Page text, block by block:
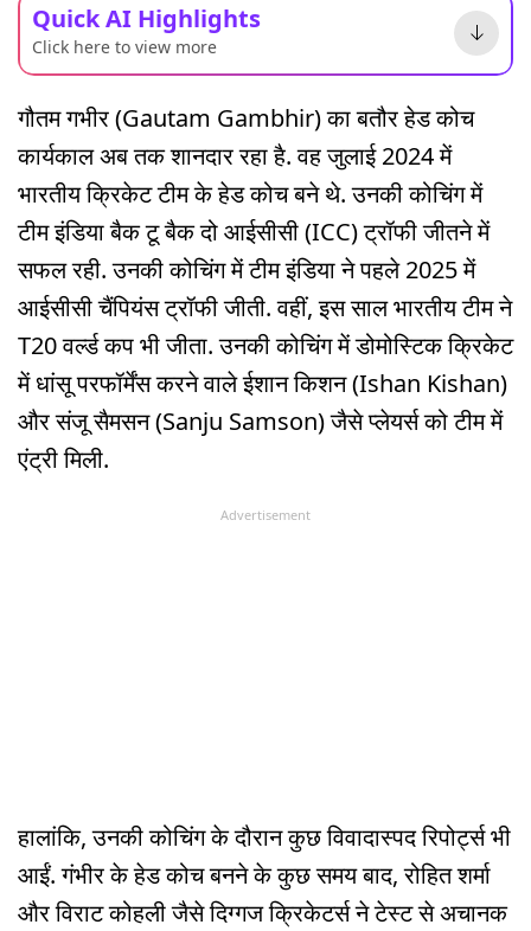
Quick AI Highlights
Click here to view more
गौतम गभीर (Gautam Gambhir) का बतौर हेड कोच
कार्यकाल अब तक शानदार रहा है. वह जुलाई 2024 में
भारतीय क्रिकेट टीम के हेड कोच बने थे. उनकी कोचिंग में
टीम इंडिया बैक टू बैक दो आईसीसी (ICC) ट्रॉफी जीतने में
सफल रही. उनकी कोचिंग में टीम इंडिया ने पहले 2025 में
आईसीसी चैंपियंस ट्रॉफी जीती. वहीं, इस साल भारतीय टीम ने
T20 वर्ल्ड कप भी जीता. उनकी कोचिंग में डोमोस्टिक क्रिकेट
में धांसू परफॉर्मेंस करने वाले ईशान किशन (Ishan Kishan)
और संजू सैमसन (Sanju Samson) जैसे प्लेयर्स को टीम में
एंट्री मिली.
Advertisement
हालांकि, उनकी कोचिंग के दौरान कुछ विवादास्पद रिपोर्ट्स भी
आईं. गंभीर के हेड कोच बनने के कुछ समय बाद, रोहित शर्मा
और विराट कोहली जैसे दिग्गज क्रिकेटर्स ने टेस्ट से अचानक